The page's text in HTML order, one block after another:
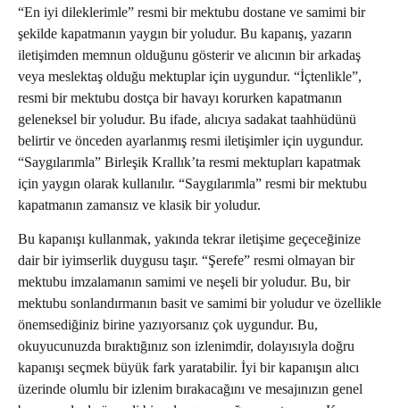
“En iyi dileklerimle” resmi bir mektubu dostane ve samimi bir
şekilde kapatmanın yaygın bir yoludur. Bu kapanış, yazarın
iletişimden memnun olduğunu gösterir ve alıcının bir arkadaş
veya meslektaş olduğu mektuplar için uygundur. “İçtenlikle”,
resmi bir mektubu dostça bir havayı korurken kapatmanın
geleneksel bir yoludur. Bu ifade, alıcıya sadakat taahhüdünü
belirtir ve önceden ayarlanmış resmi iletişimler için uygundur.
“Saygılarımla” Birleşik Krallık’ta resmi mektupları kapatmak
için yaygın olarak kullanılır. “Saygılarımla” resmi bir mektubu
kapatmanın zamansız ve klasik bir yoludur.
Bu kapanışı kullanmak, yakında tekrar iletişime geçeceğinize
dair bir iyimserlik duygusu taşır. “Şerefe” resmi olmayan bir
mektubu imzalamanın samimi ve neşeli bir yoludur. Bu, bir
mektubu sonlandırmanın basit ve samimi bir yoludur ve özellikle
önemsediğiniz birine yazıyorsanız çok uygundur. Bu,
okuyucunuzda bıraktığınız son izlenimdir, dolayısıyla doğru
kapanışı seçmek büyük fark yaratabilir. İyi bir kapanışın alıcı
üzerinde olumlu bir izlenim bırakacağını ve mesajınızın genel